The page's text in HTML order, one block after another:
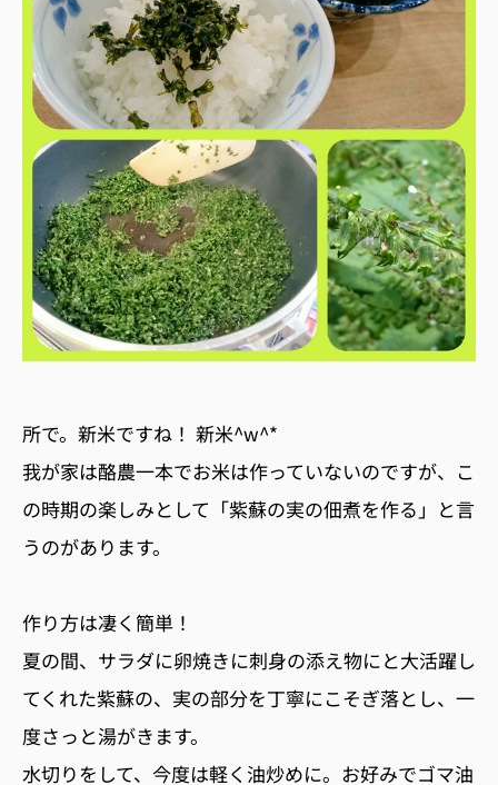
所で。新米ですね！ 新米^w^*
我が家は酪農一本でお米は作っていないのですが、こ
の時期の楽しみとして「紫蘇の実の佃煮を作る」と言
うのがあります。
作り方は凄く簡単！
夏の間、サラダに卵焼きに刺身の添え物にと大活躍し
てくれた紫蘇の、実の部分を丁寧にこそぎ落とし、一
度さっと湯がきます。
水切りをして、今度は軽く油炒めに。お好みでゴマ油